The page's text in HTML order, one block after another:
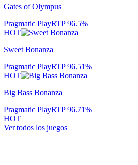
Gates of Olympus
Pragmatic PlayRTP96.5%
HOT
Sweet Bonanza
Pragmatic PlayRTP96.51%
HOT
Big Bass Bonanza
Pragmatic PlayRTP96.71%
HOT
Ver todos los juegos